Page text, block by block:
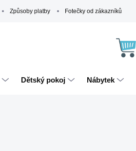
Způsoby platby Fotečky od zákazníků
Dětský pokoj Nábytek